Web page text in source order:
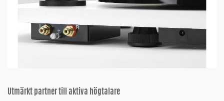
Utmärkt partner till aktiva högtalare